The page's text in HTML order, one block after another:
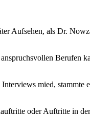
Aufsehen, als Dr.
Berufen
mied, stammte
oder Auftritte in